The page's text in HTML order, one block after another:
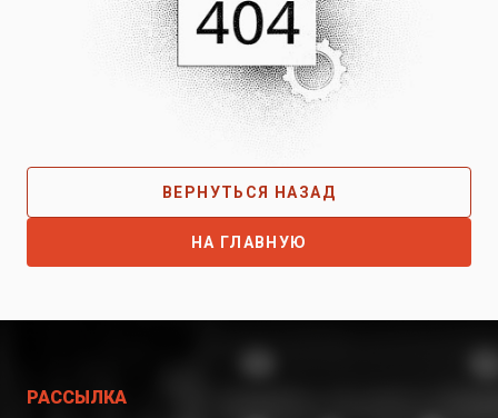
ВЕРНУТЬСЯ НАЗАД
НА ГЛАВНУЮ
РАССЫЛКА